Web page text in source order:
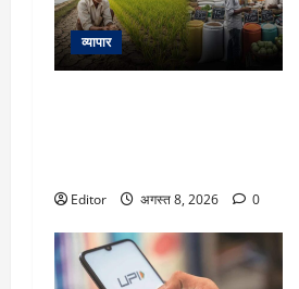
व्यापार
Editor अगस्त 8, 2026 0